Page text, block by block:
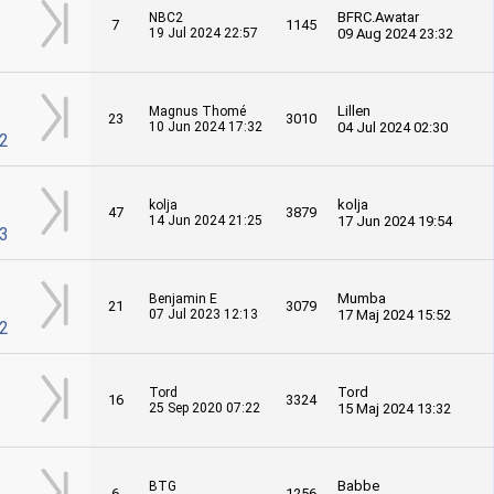
7
NBC2
19 Jul 2024 22:57
1145
BFRC.Awatar
09 Aug 2024 23:32
2
23
Magnus Thomé
10 Jun 2024 17:32
3010
Lillen
04 Jul 2024 02:30
3
47
kolja
14 Jun 2024 21:25
3879
kolja
17 Jun 2024 19:54
2
21
Benjamin E
07 Jul 2023 12:13
3079
Mumba
17 Maj 2024 15:52
16
Tord
25 Sep 2020 07:22
3324
Tord
15 Maj 2024 13:32
BTG
Babbe